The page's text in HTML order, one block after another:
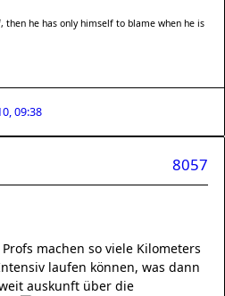
then he has only himself to blame when he is
09:38
8057
machen so viele Kilometers
laufen können, was dann
auskunft über die